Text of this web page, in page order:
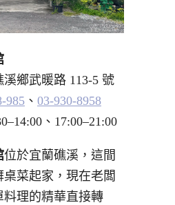
鄉武暖路 113-5 號
985 、 03-930-8958
、17:00–21:00
位於宜蘭礁溪，這間
菜起家，現在老闆
料理的精華直接轉